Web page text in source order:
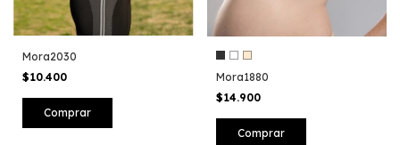
Mora2030
$10.400
Comprar
Mora1880
$14.900
Comprar